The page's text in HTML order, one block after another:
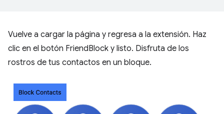
Vuelve a cargar la página y regresa a la extensión. Haz
clic en el botón FriendBlock y listo. Disfruta de los
rostros de tus contactos en un bloque.